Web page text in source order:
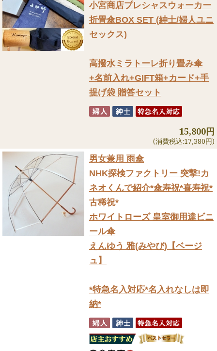
小宮商店プレシャスウォーカー
折畳傘BOX SET (紳士/婦人ユニ
セックス)
高撥水ミラトーレ折り畳み傘
+名前入れ+GIFT箱+カード+手
提げ袋 贈答セット
15,800円
(消費税込:17,380円)
男女兼用 雨傘
NHK探検ファクトリー 突撃!カ
ネオくんで紹介*傘寿祝*喜寿祝*
古稀祝*
ホワイトローズ 皇室御用達ビニ
ール傘
えんゆう 雅(みやび)【ベージ
ュ】
*特急名入対応*名入れなしは即
納*